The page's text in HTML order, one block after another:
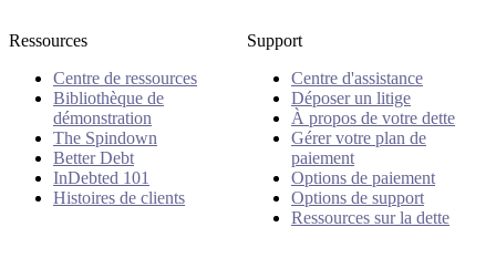
Ressources
Centre de ressources
Bibliothèque de
démonstration
The Spindown
Better Debt
InDebted 101
Histoires de clients
Support
Centre d'assistance
Déposer un litige
À propos de votre dette
Gérer votre plan de
paiement
Options de paiement
Options de support
Ressources sur la dette